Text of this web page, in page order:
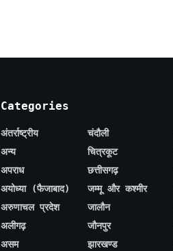
Categories
अंतर्राष्ट्रीय
अन्य
अपराध
अयोध्या (फैजाबाद)
अरुणाचल प्रदेश
अलीगढ़
असम
चंदौली
चित्रकूट
छत्तीसगढ़
जम्मू और कश्मीर
जालौन
जौनपुर
झारखण्ड